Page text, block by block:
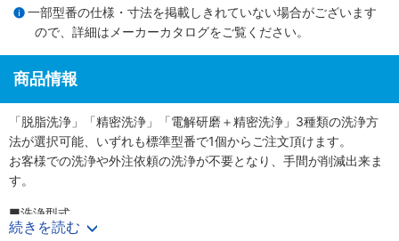
一部型番の仕様・寸法を掲載しきれていない場合がございます
ので、詳細は メーカーカタログをご覧ください。
商品情報
「脱脂洗浄」「精密洗浄」「電解研磨＋精密洗浄」3種類の洗浄方
法が選択可能、いずれも標準型番で1個からご注文頂けます。
お客様での洗浄や外注依頼の洗浄が不要となり、手間が削減出来ま
す。
■洗浄型式
・脱脂洗浄（防錆1重梱包）
続きを読む